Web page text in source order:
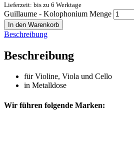
Lieferzeit: bis zu 6 Werktage
Guillaume - Kolophonium Menge
In den Warenkorb
Beschreibung
Beschreibung
für Violine, Viola und Cello
in Metalldose
Wir führen folgende Marken: